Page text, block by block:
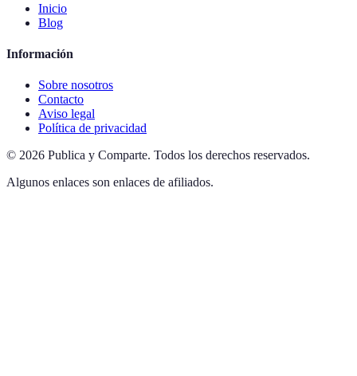
Inicio
Blog
Información
Sobre nosotros
Contacto
Aviso legal
Política de privacidad
© 2026 Publica y Comparte. Todos los derechos reservados.
Algunos enlaces son enlaces de afiliados.